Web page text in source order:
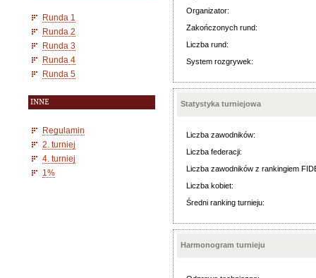
Runda 1
Runda 2
Runda 3
Runda 4
Runda 5
INNE
Regulamin
2. turniej
4. turniej
1%
Organizator:
Zakończonych rund:
Liczba rund:
System rozgrywek:
Statystyka turniejowa
Liczba zawodników:
Liczba federacji:
Liczba zawodników z rankingiem
Liczba kobiet:
Średni ranking turnieju:
Harmonogram turnieju